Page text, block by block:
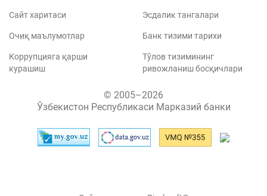
Сайт харитаси
Очиқ маълумотлар
Коррупцияга қарши
курашиш
Эсдалик тангалари
Банк тизими тарихи
Тўлов тизимининг
ривожланиш босқичлари
© 2005–2026
Ўзбекистон Республикаси Марказий банки